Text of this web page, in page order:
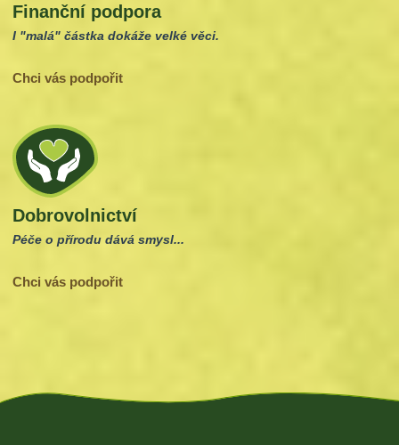
Finanční podpora
I "malá" částka dokáže velké věci.
Chci vás podpořit
Dobrovolnictví
Péče o přírodu dává smysl...
Chci vás podpořit